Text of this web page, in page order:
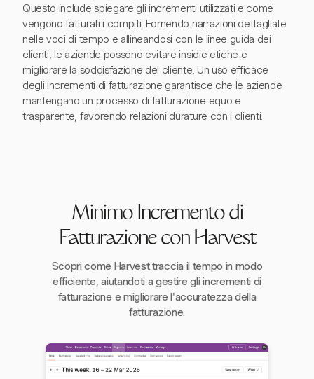
Questo include spiegare gli incrementi utilizzati e come
vengono fatturati i compiti. Fornendo narrazioni dettagliate
nelle voci di tempo e allineandosi con le linee guida dei
clienti, le aziende possono evitare insidie etiche e
migliorare la soddisfazione del cliente. Un uso efficace
degli incrementi di fatturazione garantisce che le aziende
mantengano un processo di fatturazione equo e
trasparente, favorendo relazioni durature con i clienti.
Minimo Incremento di
Fatturazione con Harvest
Scopri come Harvest traccia il tempo in modo
efficiente, aiutandoti a gestire gli incrementi di
fatturazione e migliorare l'accuratezza della
fatturazione.